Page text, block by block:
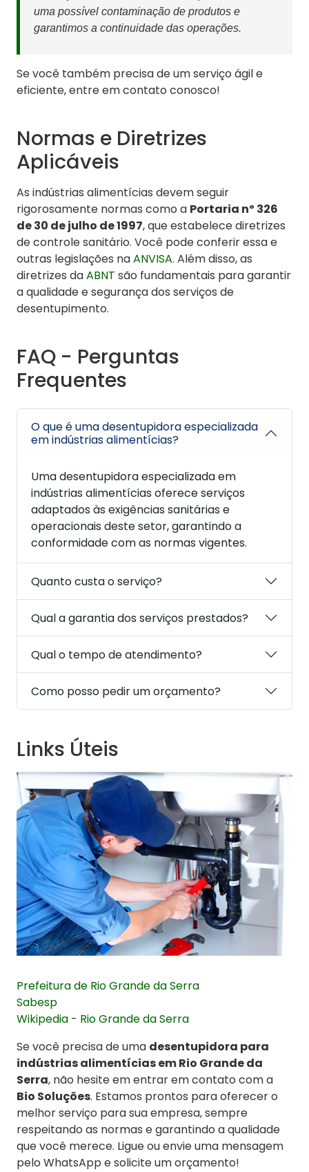
uma possível contaminação de produtos e
garantimos a continuidade das operações.
Se você também precisa de um serviço ágil e
eficiente, entre em contato conosco!
Normas e Diretrizes
Aplicáveis
As indústrias alimentícias devem seguir
rigorosamente normas como a Portaria nº 326
de 30 de julho de 1997, que estabelece diretrizes
de controle sanitário. Você pode conferir essa e
outras legislações naANVISA. Além disso, as
diretrizes daABNT são fundamentais para garantir
a qualidade e segurança dos serviços de
desentupimento.
FAQ - Perguntas
Frequentes
O que é uma desentupidora especializada
em indústrias alimentícias?
Uma desentupidora especializada em
indústrias alimentícias oferece serviços
adaptados às exigências sanitárias e
operacionais deste setor, garantindo a
conformidade com as normas vigentes.
Quanto custa o serviço?
Qual a garantia dos serviços prestados?
Qual o tempo de atendimento?
Como posso pedir um orçamento?
Links Úteis
Prefeitura de Rio Grande da Serra
Sabesp
Wikipedia - Rio Grande da Serra
Se você precisa de uma desentupidora para
indústrias alimentícias em Rio Grande da
Serra, não hesite em entrar em contato com a
Bio Soluções. Estamos prontos para oferecer o
melhor serviço para sua empresa, sempre
respeitando as normas e garantindo a qualidade
que você merece. Ligue ou envie uma mensagem
pelo WhatsApp e solicite um orçamento!